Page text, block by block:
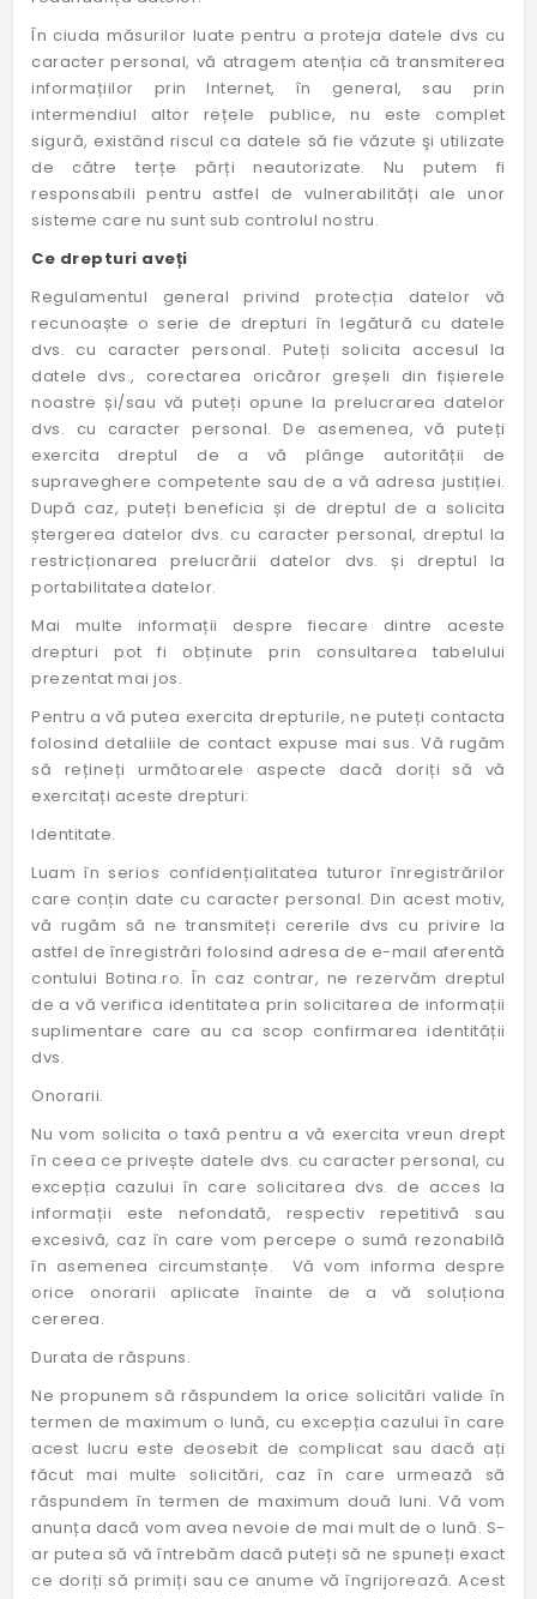
În ciuda măsurilor luate pentru a proteja datele dvs cu
caracter personal, vă atragem atenția că transmiterea
informațiilor prin Internet, în general, sau prin
intermendiul altor rețele publice, nu este complet
sigură, existând riscul ca datele să fie văzute şi utilizate
de către terțe părți neautorizate. Nu putem fi
responsabili pentru astfel de vulnerabilități ale unor
sisteme care nu sunt sub controlul nostru.
Ce drepturi aveți
Regulamentul general privind protecția datelor vă
recunoaște o serie de drepturi în legătură cu datele
dvs. cu caracter personal. Puteți solicita accesul la
datele dvs., corectarea oricăror greșeli din fișierele
noastre și/sau vă puteți opune la prelucrarea datelor
dvs. cu caracter personal. De asemenea, vă puteți
exercita dreptul de a vă plânge autorității de
supraveghere competente sau de a vă adresa justiției.
După caz, puteți beneficia și de dreptul de a solicita
ștergerea datelor dvs. cu caracter personal, dreptul la
restricționarea prelucrării datelor dvs. și dreptul la
portabilitatea datelor.
Mai multe informații despre fiecare dintre aceste
drepturi pot fi obținute prin consultarea tabelului
prezentat mai jos.
Pentru a vă putea exercita drepturile, ne puteți contacta
folosind detaliile de contact expuse mai sus. Vă rugăm
să rețineți următoarele aspecte dacă doriți să vă
exercitați aceste drepturi:
Identitate.
Luam în serios confidențialitatea tuturor înregistrărilor
care conțin date cu caracter personal. Din acest motiv,
vă rugăm să ne transmiteți cererile dvs cu privire la
astfel de înregistrări folosind adresa de e-mail aferentă
contului Botina.ro. În caz contrar, ne rezervăm dreptul
de a vă verifica identitatea prin solicitarea de informații
suplimentare care au ca scop confirmarea identității
dvs.
Onorarii.
Nu vom solicita o taxă pentru a vă exercita vreun drept
în ceea ce privește datele dvs. cu caracter personal, cu
excepția cazului în care solicitarea dvs. de acces la
informații este nefondată, respectiv repetitivă sau
excesivă, caz în care vom percepe o sumă rezonabilă
în asemenea circumstanțe. Vă vom informa despre
orice onorarii aplicate înainte de a vă soluționa
cererea.
Durata de răspuns.
Ne propunem să răspundem la orice solicitări valide în
termen de maximum o lună, cu excepția cazului în care
acest lucru este deosebit de complicat sau dacă ați
făcut mai multe solicitări, caz în care urmează să
răspundem în termen de maximum două luni. Vă vom
anunța dacă vom avea nevoie de mai mult de o lună. S-
ar putea să vă întrebăm dacă puteți să ne spuneți exact
ce doriți să primiți sau ce anume vă îngrijorează. Acest